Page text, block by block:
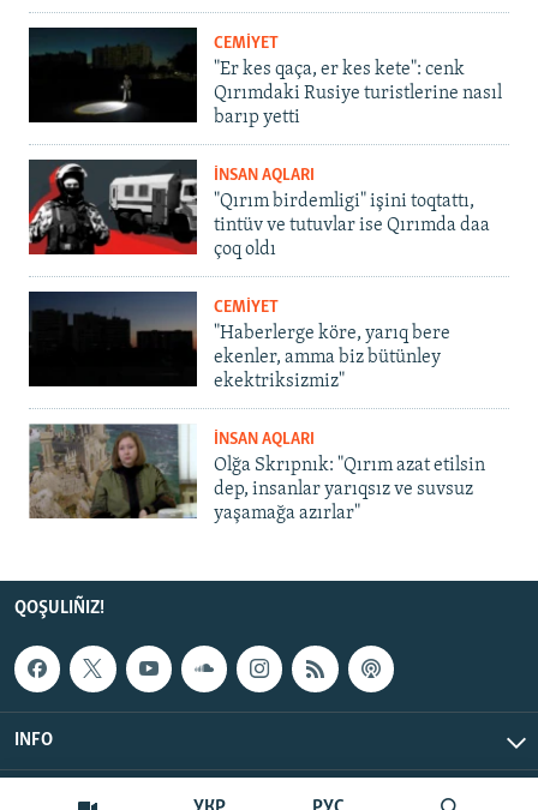
CEMİYET
"Er kes qaça, er kes kete": cenk
Qırımdaki Rusiye turistlerine nasıl
barıp yetti
İNSAN AQLARI
"Qırım birdemligi" işini toqtattı,
tintüv ve tutuvlar ise Qırımda daa
çoq oldı
CEMİYET
"Haberlerge köre, yarıq bere
ekenler, amma biz bütünley
ekektriksizmiz"
İNSAN AQLARI
Olğa Skrıpnık: "Qırım azat etilsin
dep, insanlar yarıqsız ve suvsuz
yaşamağa azırlar"
QOŞULIÑIZ!
INFO
© Qırım.Aqiqat, 2026 | All Rights Reserved.